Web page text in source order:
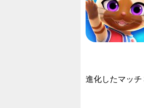
進化したマッチ